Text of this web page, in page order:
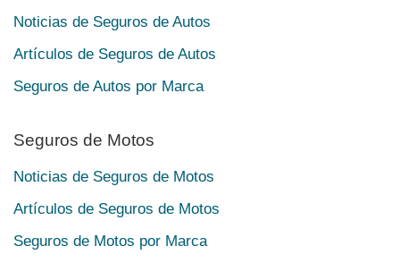
Noticias de Seguros de Autos
Artículos de Seguros de Autos
Seguros de Autos por Marca
Seguros de Motos
Noticias de Seguros de Motos
Artículos de Seguros de Motos
Seguros de Motos por Marca